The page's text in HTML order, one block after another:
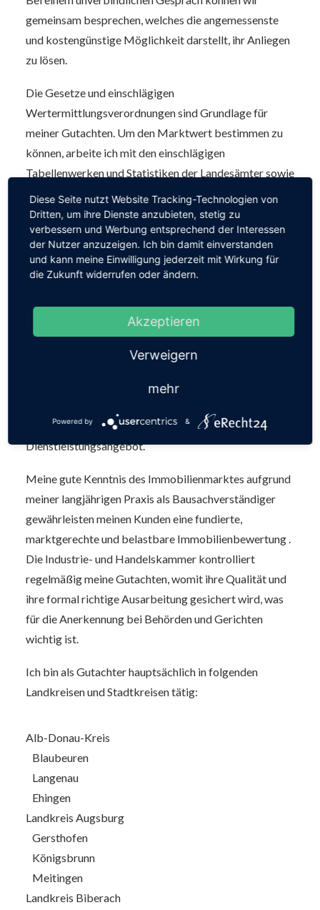
gemeinsam besprechen, welches die angemessenste
und kostengünstige Möglichkeit darstellt, ihr Anliegen
zu lösen.
Die Gesetze und einschlägigen
Wertermittlungsverordnungen sind Grundlage für
meiner Gutachten. Um den Marktwert bestimmen zu
können, arbeite ich mit den einschlägigen
Tabellenwerken und Statistiken der Landesämter sowie
mit den vom lokalen Gutachterausschuss erhobenen
Marktdaten. Außerdem führe ich gegebenenfalls
eigene Marktrecherchen durch. Bei einem
Besichtigungstermin vor Ort werden die
Lageeigenschaften und eventuelle Baumängel,
dergleichen an den baulichen Anlagen festgestellt, da
diese ebenso Einfluss auf den Marktwert haben.
Auch die Wertermittlung von Rechten und Lasten an
Grundstücken, wie Wohnrecht, Nießbrauchrecht,
Nutzungsbeschränkungen usw. gehört zu meinem
Dienstleistungsangebot.
Meine gute Kenntnis des Immobilienmarktes aufgrund
meiner langjährigen Praxis als Bausachverständiger
gewährleisten meinen Kunden eine fundierte,
marktgerechte und belastbare Immobilienbewertung .
Die Industrie- und Handelskammer kontrolliert
regelmäßig meine Gutachten, womit ihre Qualität und
ihre formal richtige Ausarbeitung gesichert wird, was
für die Anerkennung bei Behörden und Gerichten
wichtig ist.
Ich bin als Gutachter hauptsächlich in folgenden
Landkreisen und Stadtkreisen tätig:
Alb-Donau-Kreis
Blaubeuren
Langenau
Ehingen
Landkreis Augsburg
Gersthofen
Königsbrunn
Meitingen
Landkreis Biberach
Diese Seite nutzt Website Tracking-Technologien von
Dritten, um ihre Dienste anzubieten, stetig zu
verbessern und Werbung entsprechend der Interessen
der Nutzer anzuzeigen. Ich bin damit einverstanden
und kann meine Einwilligung jederzeit mit Wirkung für
die Zukunft widerrufen oder ändern.
Akzeptieren
Verweigern
mehr
Powered by &